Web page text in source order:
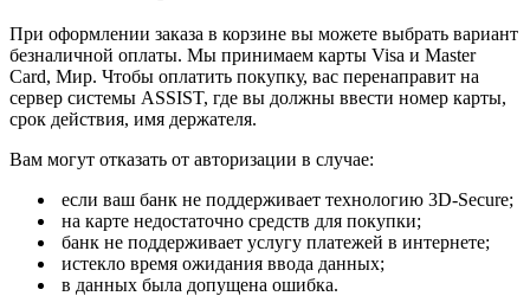
При оформлении заказа в корзине вы можете выбрать вариант
безналичной оплаты. Мы принимаем карты Visa и Master
Card, Мир. Чтобы оплатить покупку, вас перенаправит на
сервер системы ASSIST, где вы должны ввести номер карты,
срок действия, имя держателя.
Вам могут отказать от авторизации в случае:
если ваш банк не поддерживает технологию 3D-Secure;
на карте недостаточно средств для покупки;
банк не поддерживает услугу платежей в интернете;
истекло время ожидания ввода данных;
в данных была допущена ошибка.